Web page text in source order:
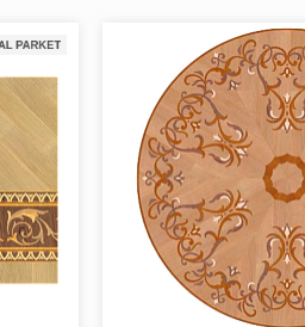
паркета любой сложности из